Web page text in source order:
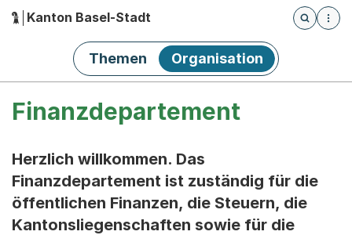
Hauptnavigation
Kanton Basel-Stadt
Öffnet
Themen Organisation
Finanzdepartement
Herzlich willkommen. Das
Finanzdepartement ist zuständig für die
öffentlichen Finanzen, die Steuern, die
Kantonsliegenschaften sowie für die